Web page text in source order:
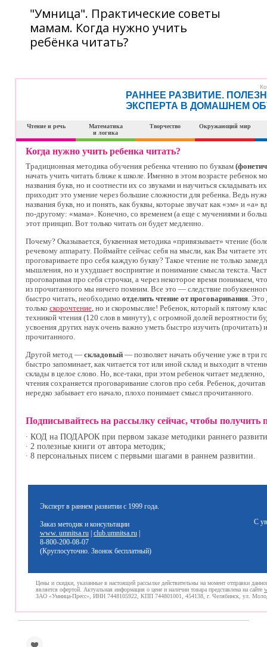
"Умница". Практические советы
мамам. Когда нужно учить
ребёнка читать?
РАННЕЕ РАЗВИТИЕ.
ЭКСПЕРТА В ДОМАШНЕМ
Чтение и речь
Математика
и логика
Творчество Окружающий мир
Когда нужно учить ребенка читать?
Традиционная методика обучения ребенка чтению по буквам
начать учить читать ближе к школе. Именно в этом возрасте ребенок
названия букв, но и соотнести их со звуками и научиться складывать
приходит это умение через большие сложности для ребенка. Ведь
названия букв, но и понять, как буквы, которые звучат как «эм» и «а»
по-другому: «мама». Конечно, со временем (а еще с мучениями и
этот принцип. Вот только читать он будет медленно.
Почему? Оказывается, буквенная методика «привязывает» чтение
речевому аппарату. Поймайте сейчас себя на мысли, как Вы читаете
проговариваете про себя каждую букву? Такое чтение не только
мышления, но и ухудшает восприятие и понимание смысла текста.
проговаривая про себя строчки, а через некоторое время понимаем,
из прочитанного мы ничего помним. Все это — следствие
быстро читать, необходимо отделить чтение от проговаривания. Это
только скорочтение, но и скоромыслие! Ребенок, который к пятому
техникой чтения (120 слов в минуту), с огромной долей вероятности
усвоения других наук очень важно уметь быстро изучить
прочитанного.
Другой метод — складовый — позволяет начать обучение уже в три
быстро запоминает, как читается тот или иной склад и выходит в
склады в целое слово. Но, все-таки, при этом ребенок читает
чтения сохраняется проговаривание слогов про себя. Ребенок,
нередко забывает его начало, плохо понимает смысл прочитанного.
Подписывайтесь на рассылку сейчас, чтобы получить
∙ КОД на ПОДАРОК при первом заказе методики раннего
∙ 2 полезные книги от автора методик;
∙ 8 персональных писем с первыми шагами в раннем развитии.
Эксперт в раннем развитии с 1999 года.
Заказ методик и консультации
www. umnitsa.ru| club.umnitsa.ru|
8-800-200-08-07
(Круглосуточно. Звонок бесплатный)
С
Цены и скидки, указанные в настоящей рассылке действительны на момент отправки
является офертой. Актуальная информация о цене и наличии товара представлена на сайте
ЗАО «Умница-Пресс», ИНН 7448105922, КПП 744801001, 454138, г. Челябинск, ул.